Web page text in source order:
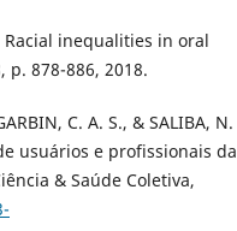
Racial inequalities in oral
p. 878-886, 2018.
C. A. S., & SALIBA, N.
usuários e profissionais da
& Saúde Coletiva,